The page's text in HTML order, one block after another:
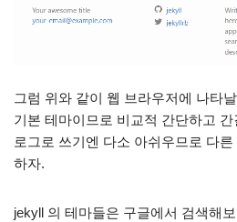
그럼 위와 같이 웹 브라우저에 나타
기본 테마이므로 비교적 간단하고
로그로 쓰기엔 다소 아쉬우므로 다
하자.
jekyll 의 테마들은 구글에서 검색해